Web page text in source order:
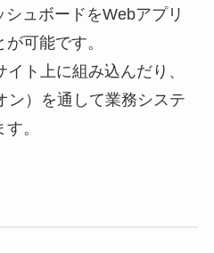
ュボードをWebアプリ
可能です。
ト上に組み込んだり、
ン）を通して業務システ
。